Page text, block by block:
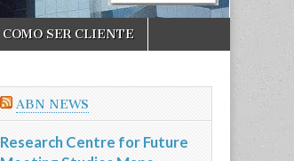
COMO SER CLIENTE
ABN NEWS
Research Centre for Future